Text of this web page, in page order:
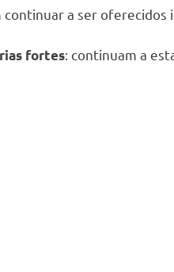
continuar a ser
fortes: continuam a